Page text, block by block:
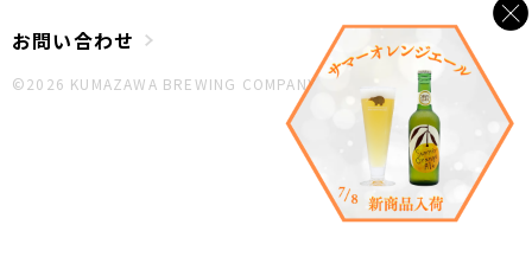
お問い合わせ
©︎2026 KUMAZAWA BREWING COMPANY.All Rights Reserved.